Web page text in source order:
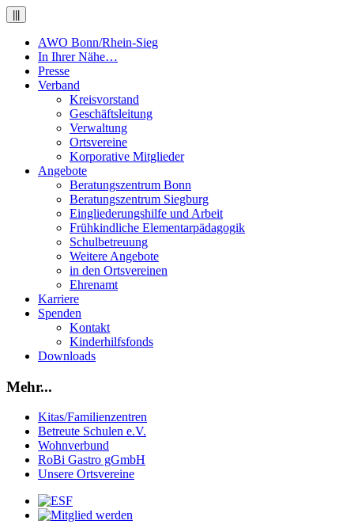
AWO Bonn/Rhein-Sieg
In Ihrer Nähe…
Presse
Verband
Kreisvorstand
Geschäftsleitung
Verwaltung
Ortsvereine
Korporative Mitglieder
Angebote
Beratungszentrum Bonn
Beratungszentrum Siegburg
Eingliederungshilfe und Arbeit
Frühkindliche Elementarpädagogik
Schulbetreuung
Weitere Angebote
in den Ortsvereinen
Ehrenamt
Karriere
Spenden
Kontakt
Kinderhilfsfonds
Downloads
Mehr...
Kitas/Familienzentren
Betreute Schulen e.V.
Wohnverbund
RoBi Gastro gGmbH
Unsere Ortsvereine